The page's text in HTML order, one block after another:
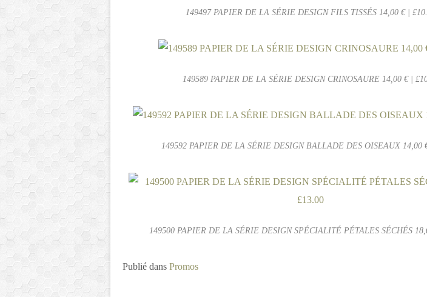
149497 PAPIER DE LA SÉRIE DESIGN FILS TISSÉS 14,00 € |
149589 PAPIER DE LA SÉRIE DESIGN CRINOSAURE 14,00 € |
149592 PAPIER DE LA SÉRIE DESIGN BALLADE DES OISEAUX 14,00
149500 PAPIER DE LA SÉRIE DESIGN SPÉCIALITÉ PÉTALES SÉCHÉS
Publié dans Promos